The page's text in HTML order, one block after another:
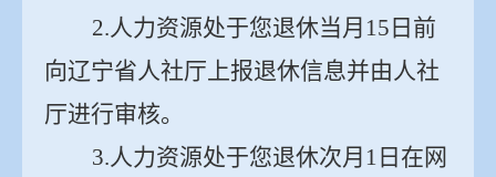
2.人力资源处于您退休当月 15 日前
向辽宁省人社厅上报退休信息并由人社
厅进行审核。
3.人力资源处于您退休次月 1 日在网